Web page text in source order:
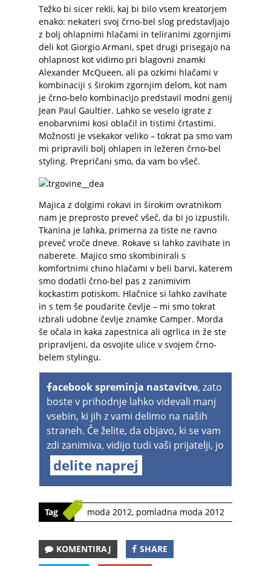
Težko bi sicer rekli, kaj bi bilo vsem kreatorjem
enako: nekateri svoj črno-bel slog predstavljajo
z bolj ohlapnimi hlačami in teliranimi zgornjimi
deli kot Giorgio Armani, spet drugi prisegajo na
ohlapnost kot vidimo pri blagovni znamki
Alexander McQueen, ali pa ozkimi hlačami v
kombinaciji s širokim zgornjim delom, kot nam
je črno-belo kombinacijo predstavil modni genij
Jean Paul Gaultier. Lahko se veselo igrate z
enobarvnimi kosi oblačil in tistimi črtastimi.
Možnosti je vsekakor veliko – tokrat pa smo vam
mi pripravili bolj ohlapen in ležeren črno-bel
styling. Prepričani smo, da vam bo všeč.
Majica z dolgimi rokavi in širokim ovratnikom
nam je preprosto preveč všeč, da bi jo izpustili.
Tkanina je lahka, primerna za tiste ne ravno
preveč vroče dneve. Rokave si lahko zavihate in
naberete. Majico smo skombinirali s
komfortnimi chino hlačami v beli barvi, katerem
smo dodatli črno-bel pas z zanimivim
kockastim potiskom. Hlačnice si lahko zavihate
in s tem še poudarite čevlje – mi smo tokrat
izbrali udobne čevlje znamke Camper. Morda
še očala in kaka zapestnica ali ogrlica in že ste
pripravljeni, da osvojite ulice v svojem črno-
belem stylingu.
acebook spreminja nastavitve, zato
boste v prihodnje lahko videvali manj
vsebin, ki jih z vami delimo na naših
straneh. Če želite, da objavo, ki se vam
zdi zanimiva, vidijo tudi vaši prijatelji, jo
delite naprej
Tag moda 2012, pomladna moda 2012
KOMENTIRAJ SHARE